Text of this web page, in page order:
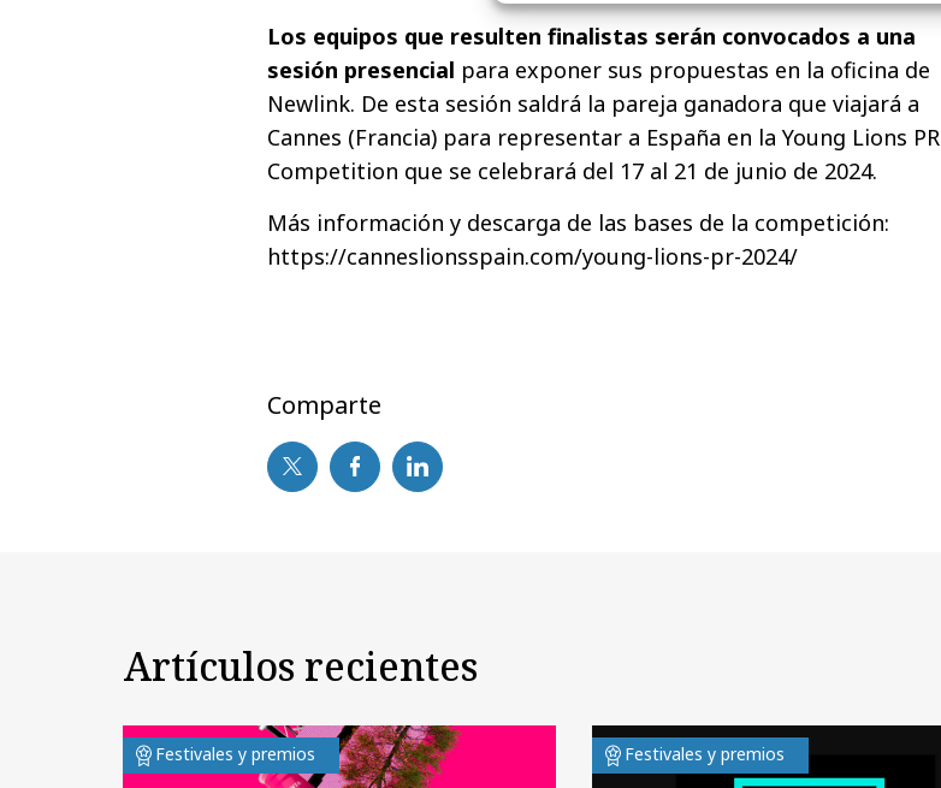
Los equipos que resulten finalistas serán convocados a una
sesión presencial para exponer sus propuestas en la oficina de
Newlink. De esta sesión saldrá la pareja ganadora que viajará a
Cannes (Francia) para representar a España en la Young Lions PR
Competition que se celebrará del 17 al 21 de junio de 2024.
Más información y descarga de las bases de la competición:
https://canneslionsspain.com/young-lions-pr-2024/
Comparte
Artículos recientes
Festivales y premios Festivales y premios